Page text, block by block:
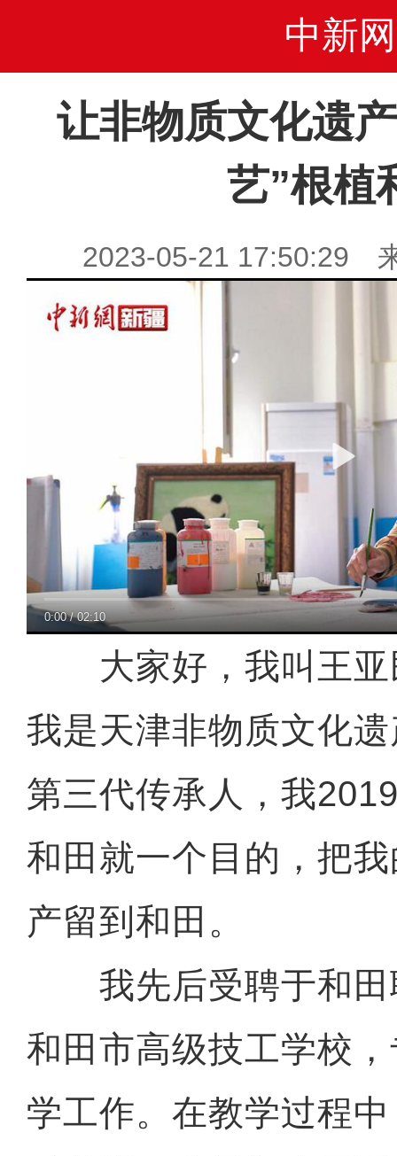
中新网
让非物质文化遗
艺”根植
2023-05-21 17:50:29
0:00/02:10
大家好，我叫王亚
我是天津非物质文化
第三代传承人，我
和田就一个目的，把
产留到和田。
我先后受聘于和田
和田市高级技工学校
学工作。在教学过程